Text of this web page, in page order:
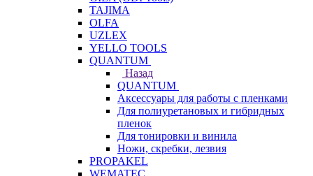
TAJIMA
OLFA
UZLEX
YELLO TOOLS
QUANTUM
Назад
QUANTUM
Аксессуары для работы с пленками
Для полиуретановых и гибридных
пленок
Для тонировки и винила
Ножи, скребки, лезвия
PROPAKEL
WEMATEC